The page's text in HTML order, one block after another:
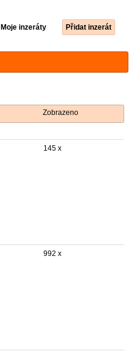
Moje inzeráty Přidat inzerát
Zobrazeno
145 x
992 x